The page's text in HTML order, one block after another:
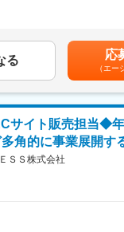
容：
書の作成・管理
と期日管理
検証等の車両に関わる書類
管理
り及び発送対応 等
話対応、受付対応
ジで記載（賞与実績:年2回
も考慮し、記載年収より上
でも目安の金額であり、選
。月給(月額)は固定手当を
る 応
（エー
サイト販売担当◆
角的に事業展開す
ＳＳ株式会社